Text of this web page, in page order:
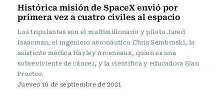
Histórica misión de SpaceX envió por
primera vez a cuatro civiles al espacio
Los tripulantes son el multimillonario y piloto Jared
Isaacman, el ingeniero aeronáutico Chris Sembroski, la
asistente médica Hayley Arceneaux, quien es una
sobreviviente de cáncer, y la científica y educadora Sian
Proctor.
Jueves 16 de septiembre de 2021